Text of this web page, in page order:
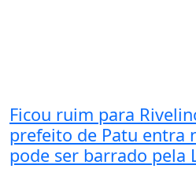
Ficou ruim para
prefeito de Patu entra
pode ser barrado pela